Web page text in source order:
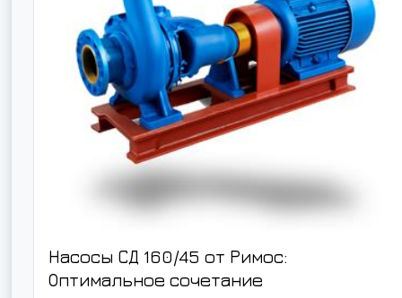
Насосы СД 160/45 от Римос:
Оптимальное сочетание